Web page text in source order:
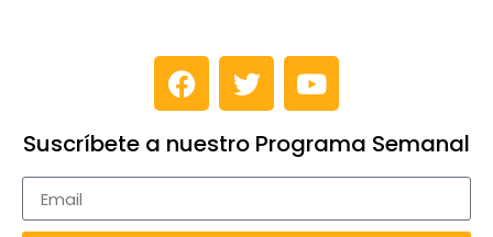
Suscríbete a nuestro Programa Semanal